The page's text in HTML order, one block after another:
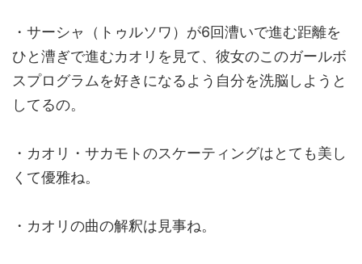
・サーシャ（トゥルソワ）が6回漕いで進む距離を
ひと漕ぎで進むカオリを見て、彼女のこのガールボ
スプログラムを好きになるよう自分を洗脳しようと
してるの。
・カオリ・サカモトのスケーティングはとても美し
くて優雅ね。
・カオリの曲の解釈は見事ね。